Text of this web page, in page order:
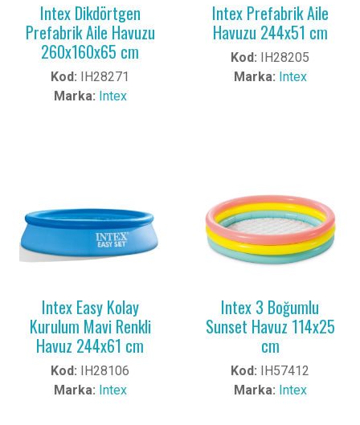
Intex Dikdörtgen
Prefabrik Aile Havuzu
260x160x65 cm
Kod: IH28271
Marka: Intex
Intex Prefabrik Aile
Havuzu 244x51 cm
Kod: IH28205
Marka: Intex
Intex Easy Kolay
Kurulum Mavi Renkli
Havuz 244x61 cm
Kod: IH28106
Marka: Intex
Intex 3 Boğumlu
Sunset Havuz 114x25
cm
Kod: IH57412
Marka: Intex